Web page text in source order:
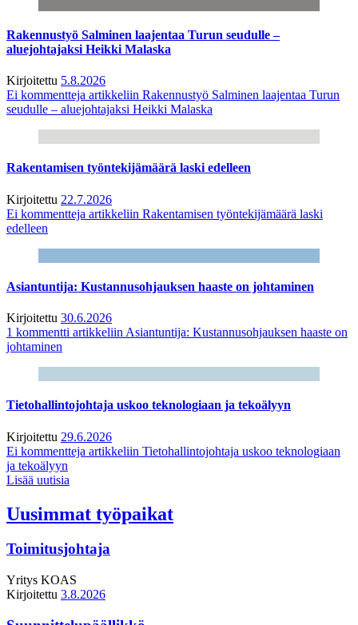
Rakennustyö Salminen laajentaa Turun seudulle –
aluejohtajaksi Heikki Malaska
Kirjoitettu 5.8.2026
Ei kommentteja artikkeliin Rakennustyö Salminen laajentaa Turun
seudulle – aluejohtajaksi Heikki Malaska
Rakentamisen työntekijämäärä laski edelleen
Kirjoitettu 22.7.2026
Ei kommentteja artikkeliin Rakentamisen työntekijämäärä laski
edelleen
Asiantuntija: Kustannusohjauksen haaste on johtaminen
Kirjoitettu 30.6.2026
1 kommentti artikkeliin Asiantuntija: Kustannusohjauksen haaste on
johtaminen
Tietohallintojohtaja uskoo teknologiaan ja tekoälyyn
Kirjoitettu 29.6.2026
Ei kommentteja artikkeliin Tietohallintojohtaja uskoo teknologiaan
ja tekoälyyn
Lisää uutisia
Uusimmat työpaikat
Toimitusjohtaja
Yritys KOAS
Kirjoitettu 3.8.2026